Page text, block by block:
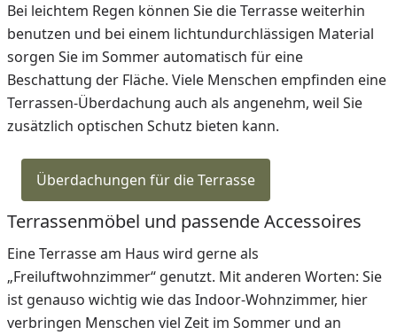
Bei leichtem Regen können Sie die Terrasse weiterhin
benutzen und bei einem lichtundurchlässigen Material
sorgen Sie im Sommer automatisch für eine
Beschattung der Fläche. Viele Menschen empfinden eine
Terrassen-Überdachung auch als angenehm, weil Sie
zusätzlich optischen Schutz bieten kann.
Überdachungen für die Terrasse
Terrassenmöbel und passende Accessoires
Eine Terrasse am Haus wird gerne als
„Freiluftwohnzimmer“ genutzt. Mit anderen Worten: Sie
ist genauso wichtig wie das Indoor-Wohnzimmer, hier
verbringen Menschen viel Zeit im Sommer und an